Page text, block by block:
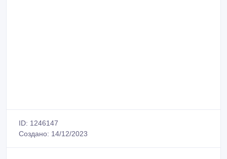
ID: 1246147
Создано: 14/12/2023